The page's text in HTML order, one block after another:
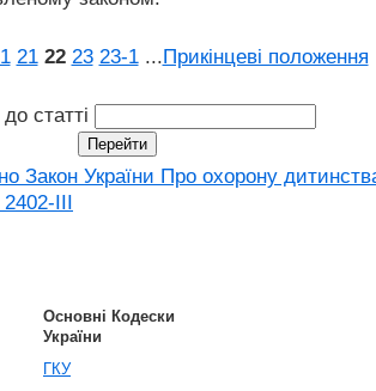
21 22 23 23‑1 ...Прикінцеві положення
статті
Закон України Про охорону
III
Основні Кодески
України
ГКУ